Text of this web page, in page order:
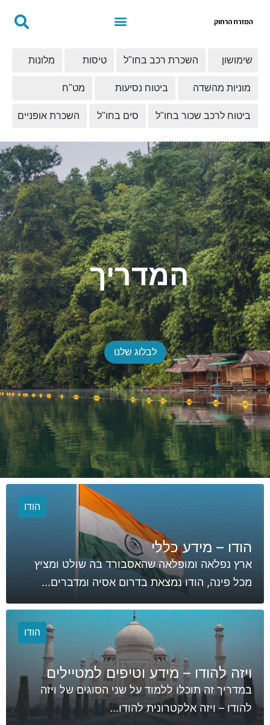
שימושון השכרת רכב בחו"ל טיסות מלונות
מוניות מהשדה ביטוח נסיעות מט"ח
ביטוח לרכב שכור בחו"ל סים בחו"ל השכרת אופניים
המדריך
למזרח הרחוק
לבלוג שלנו
הודו
הודו – מידע כללי
ארץ נפלאה ומופלאה שהאסבורד בה שולט ומציץ
מכל פינה, הודו נמצאת בדרום אסיה ומדברים...
הודו
ויזה להודו – מידע וטיפים למטיילים
במדריך זה תוכלו ללמוד על שני הסוגים של ויזה
להודו – ויזה אלקטרונית להודו...